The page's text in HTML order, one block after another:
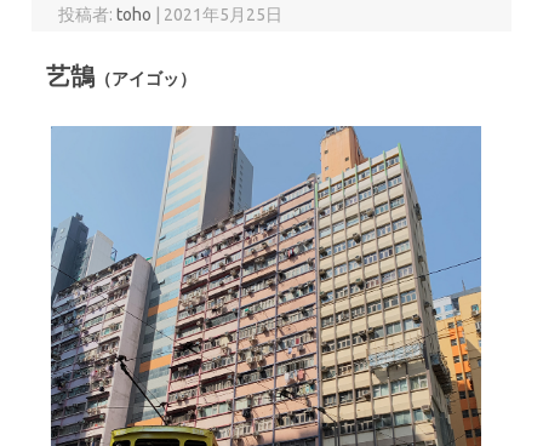
投稿者:toho | 2021年5月25日
艺鵠 （アイゴッ）